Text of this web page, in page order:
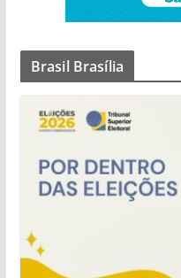
Brasil Brasília